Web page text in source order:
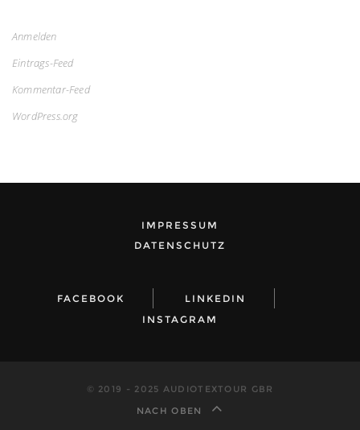
Anmelden
Eintrags-Feed
Kommentar-Feed
WordPress.org
IMPRESSUM
DATENSCHUTZ
FACEBOOK
LINKEDIN
INSTAGRAM
© 2019 - 2025 AUDIOTEXTOUR GBR
NACH OBEN